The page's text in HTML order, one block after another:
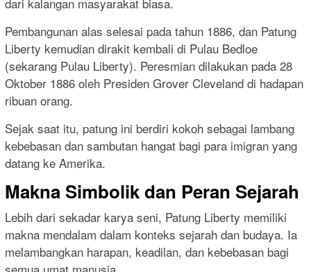
Pembangunan alas selesai pada tahun 1886, dan Patung
Liberty kemudian dirakit kembali di Pulau Bedloe
(sekarang Pulau Liberty). Peresmian dilakukan pada 28
Oktober 1886 oleh Presiden Grover Cleveland di hadapan
ribuan orang.
Sejak saat itu, patung ini berdiri kokoh sebagai lambang
kebebasan dan sambutan hangat bagi para imigran yang
datang ke Amerika.
Makna Simbolik dan Peran Sejarah
Lebih dari sekadar karya seni, Patung Liberty memiliki
makna mendalam dalam konteks sejarah dan budaya. Ia
melambangkan harapan, keadilan, dan kebebasan bagi